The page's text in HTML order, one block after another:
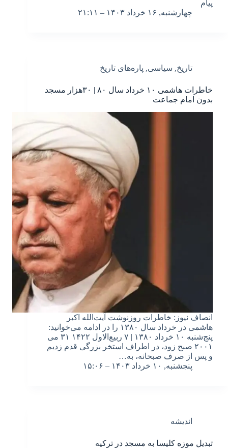
پیام
چهارشنبه, ۱۶ خرداد ۱۴۰۳ – ۲۱:۱۱
تاریخ, سیاسی, پاره‌های تاریخ
خاطرات هاشمی ۱۰ خرداد سال ۸۰ | ۳۰هزار مسجد
بدون امام جماعت
انصاف نیوز: خاطرات روزنوشت آیت‌الله اکبر
هاشمی در خرداد سال ۱۳۸۰ را در ادامه می‌خوانید:
پنج‌شنبه ۱۰ خرداد ۱۳۸۰ | ۷ ربیع‌الاول ۱۴۲۲ ۳۱ می
۲۰۰۱ صبح زود، در اطراف استخر بزرگی قدم زدیم
و پس از صرف صبحانه، به…
پنجشنبه, ۱۰ خرداد ۱۴۰۳ – ۱۵:۰۶
اندیشه
تبدیل موزه کلیسا به مسجد در ترکیه